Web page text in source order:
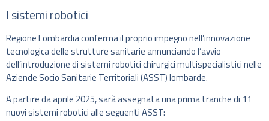
I sistemi robotici
Regione Lombardia conferma il proprio impegno nell’innovazione
tecnologica delle strutture sanitarie annunciando l’avvio
dell’introduzione di sistemi robotici chirurgici multispecialistici nelle
Aziende Socio Sanitarie Territoriali (ASST) lombarde.
A partire da aprile 2025, sarà assegnata una prima tranche di 11
nuovi sistemi robotici alle seguenti ASST: